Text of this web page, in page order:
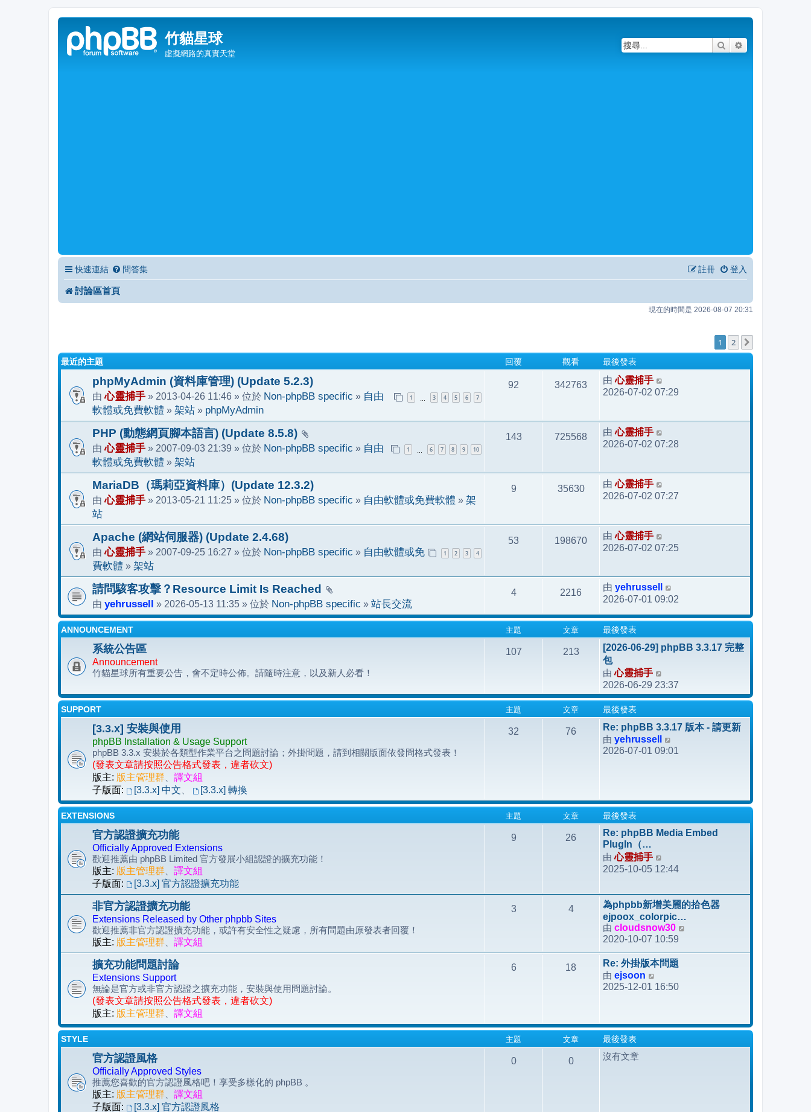
竹貓星球
虛擬網路的真實天堂
搜尋
快速連結 問答集 登入
註冊
討論區首頁
現在的時間是 2026-08-07 20:31
1 2
最近的主題 回覆 觀看 最後發表
phpMyAdmin (資料庫管理) (Update 5.2.3)
1 3 4 5 6 7
由心靈捕手 » 2013-04-26 11:46 » 位於 Non-phpBB specific » 自由
軟體或免費軟體 » 架站 » phpMyAdmin
92 342763 由心靈捕手
2026-07-02 07:29
PHP (動態網頁腳本語言) (Update 8.5.8)
1 6 7 8 9 10
由心靈捕手 » 2007-09-03 21:39 » 位於 Non-phpBB specific » 自由
軟體或免費軟體 » 架站
143 725568 由心靈捕手
2026-07-02 07:28
MariaDB（瑪莉亞資料庫）(Update 12.3.2)
由心靈捕手 » 2013-05-21 11:25 » 位於 Non-phpBB specific » 自由軟體或免費軟體 » 架
站
9 35630 由心靈捕手
2026-07-02 07:27
Apache (網站伺服器) (Update 2.4.68)
1 2 3 4
由心靈捕手 » 2007-09-25 16:27 » 位於 Non-phpBB specific » 自由軟體或免
費軟體 » 架站
53 198670 由心靈捕手
2026-07-02 07:25
請問駭客攻擊？Resource Limit Is Reached
由 yehrussell » 2026-05-13 11:35 » 位於 Non-phpBB specific » 站長交流
4 2216 由 yehrussell
2026-07-01 09:02
ANNOUNCEMENT 主題 文章 最後發表
系統公告區
Announcement
竹貓星球所有重要公告，會不定時公佈。請隨時注意，以及新人必看！
107 213
[2026-06-29] phpBB 3.3.17 完整
包
由心靈捕手
視
最
發
表
2026-06-29 23:37
SUPPORT 主題 文章 最後發表
[3.3.x] 安裝與使用
phpBB Installation & Usage Support
phpBB 3.3.x 安裝於各類型作業平台之問題討論；外掛問題，請到相關版面依發問格式發表！
(發表文章請按照公告格式發表，違者砍文)
版主: 版主管理群、 譯文組
子版面:
[3.3.x] 中文、 [3.3.x] 轉換
32 76
Re: phpBB 3.3.17 版本 - 請更新
由 yehrussell
視
表
2026-07-01 09:01
EXTENSIONS 主題 文章 最後發表
官方認證擴充功能
Officially Approved Extensions
歡迎推薦由 phpBB Limited 官方發展小組認證的擴充功能！
版主: 版主管理群、 譯文組
子版面:
[3.3.x] 官方認證擴充功能
9 26
Re: phpBB Media Embed
PlugIn（…
由心靈捕手
視
後
發
表
2025-10-05 12:44
非官方認證擴充功能
Extensions Released by Other phpbb Sites
歡迎推薦非官方認證擴充功能，或許有安全性之疑慮，所有問題由原發表者回覆！
版主: 版主管理群、 譯文組
3 4
為phpbb新增美麗的拾色器
ejpoox_colorpic…
由 cloudsnow30
最
2020-10-07 10:59
擴充功能問題討論
Extensions Support
無論是官方或非官方認證之擴充功能，安裝與使用問題討論。
(發表文章請按照公告格式發表，違者砍文)
版主: 版主管理群、 譯文組
6 18
Re: 外掛版本問題
由 ejsoon
視
發
2025-12-01 16:50
STYLE 主題 文章 最後發表
官方認證風格
Officially Approved Styles
推薦您喜歡的官方認證風格吧！享受多樣化的 phpBB 。
版主: 版主管理群、 譯文組
子版面:
[3.3.x] 官方認證風格
0 0 沒有文章